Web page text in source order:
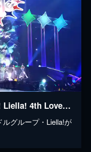
ラブライブ!スーパースター!! Liella! 4th LoveLive! Tour ~brand new Sparkle~
グループ・Liella!が